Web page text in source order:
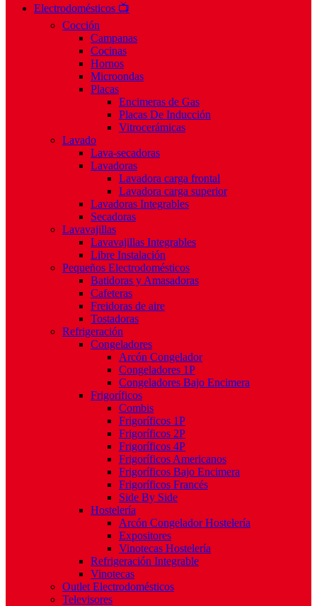
Electrodomésticos 📺
Cocción
Campanas
Cocinas
Hornos
Microondas
Placas
Encimeras de Gas
Placas De Inducción
Vitrocerámicas
Lavado
Lava-secadoras
Lavadoras
Lavadora carga frontal
Lavadora carga superior
Lavadoras Integrables
Secadoras
Lavavajillas
Lavavajillas Integrables
Libre Instalación
Pequeños Electrodomésticos
Batidoras y Amasadoras
Cafeteras
Freidoras de aire
Tostadoras
Refrigeración
Congeladores
Arcón Congelador
Congeladores 1P
Congeladores Bajo Encimera
Frigoríficos
Combis
Frigoríficos 1P
Frigoríficos 2P
Frigoríficos 4P
Frigoríficos Americanos
Frigoríficos Bajo Encimera
Frigoríficos Francés
Side By Side
Hostelería
Arcón Congelador Hostelería
Expositores
Vinotecas Hostelería
Refrigeración Integrable
Vinotecas
Outlet Electrodomésticos
Televisores